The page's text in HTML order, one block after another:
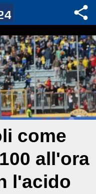
come
all'ora
l'acido